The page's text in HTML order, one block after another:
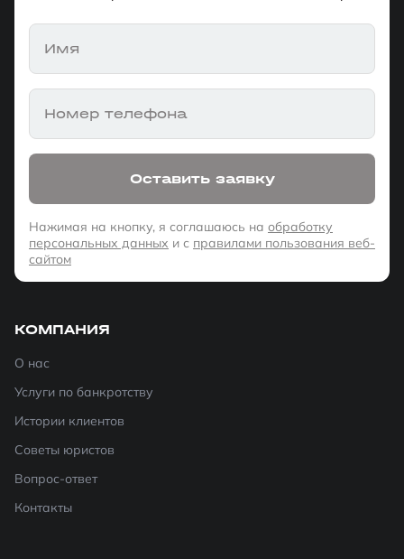
Имя
Номер телефона
Оставить заявку
Нажимая на кнопку, я соглашаюсь на обработку
персональных данных и с правилами пользования веб-
сайтом
КОМПАНИЯ
О нас
Услуги по банкротству
Истории клиентов
Советы юристов
Вопрос-ответ
Контакты